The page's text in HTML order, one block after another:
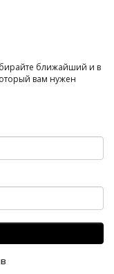
ближайший и в
вам нужен